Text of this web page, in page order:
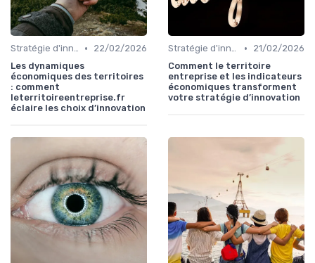
Stratégie d'innovation •
22/02/2026
Les dynamiques
économiques des territoires
: comment
leterritoireentreprise.fr
éclaire les choix d’innovation
Stratégie d'innovation •
21/02/2026
Comment le territoire
entreprise et les indicateurs
économiques transforment
votre stratégie d’innovation